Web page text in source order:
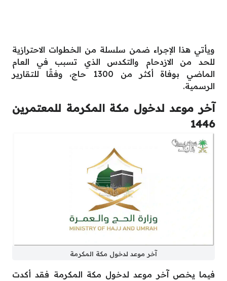
ويأتي هذا الإجراء ضمن سلسلة من الخطوات الاحترازية
للحد من الازدحام والتكدس الذي تسبب في العام
الماضي بوفاة أكثر من 1300 حاج، وفقًا للتقارير
الرسمية.
آخر موعد لدخول مكة المكرمة للمعتمرين
1446
آخر موعد لدخول مكة المكرمة
فيما يخص آخر موعد لدخول مكة المكرمة فقد أكدت